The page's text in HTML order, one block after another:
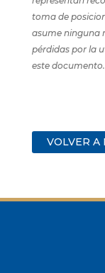
toma de
asume ninguna
pérdidas por la
este documento.
VOLVER A